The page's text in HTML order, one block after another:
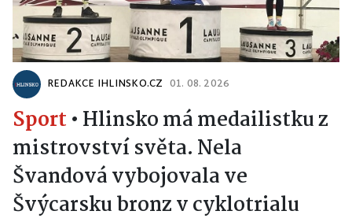
REDAKCE IHLINSKO.CZ 01. 08. 2026
Sport • Hlinsko má medailistku z
mistrovství světa. Nela
Švandová vybojovala ve
Švýcarsku bronz v cyklotrialu